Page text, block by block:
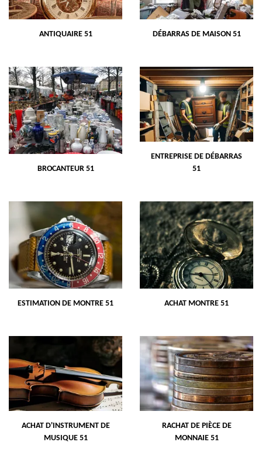
ANTIQUAIRE 51 DÉBARRAS DE MAISON 51
BROCANTEUR 51
ENTREPRISE DE DÉBARRAS
51
ESTIMATION DE MONTRE 51 ACHAT MONTRE 51
ACHAT D'INSTRUMENT DE
MUSIQUE 51
RACHAT DE PIÈCE DE
MONNAIE 51